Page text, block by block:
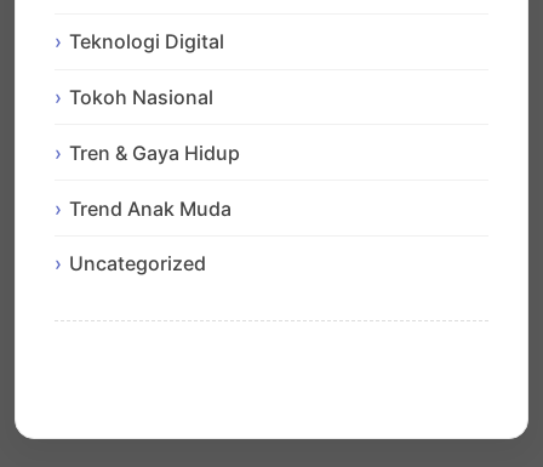
Teknologi Digital
Tokoh Nasional
Tren & Gaya Hidup
Trend Anak Muda
Uncategorized